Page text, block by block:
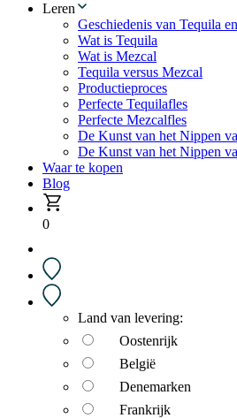
Leren
Geschiedenis van Tequila
Wat is Tequila
Wat is Mezcal
Tequila versus Mezcal
Productieproces
Perfecte Tequilafles
Perfecte Mezcalfles
De Kunst van het Nippen
De Kunst van het Nippen
Waar te kopen
Blog
0
Land van levering:
Oostenrijk
België
Denemarken
Frankrijk